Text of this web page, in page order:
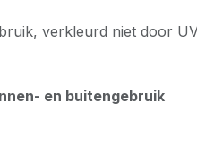
verkleurd niet door
en buitengebruik